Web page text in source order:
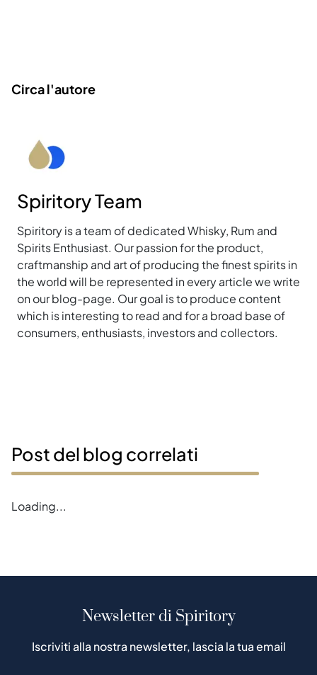
Circa l'autore
Spiritory Team
Spiritory is a team of dedicated Whisky, Rum and
Spirits Enthusiast. Our passion for the product,
craftmanship and art of producing the finest spirits in
the world will be represented in every article we write
on our blog-page. Our goal is to produce content
which is interesting to read and for a broad base of
consumers, enthusiasts, investors and collectors.
Post del blog correlati
Loading...
Newsletter di Spiritory
Iscriviti alla nostra newsletter, lascia la tua email